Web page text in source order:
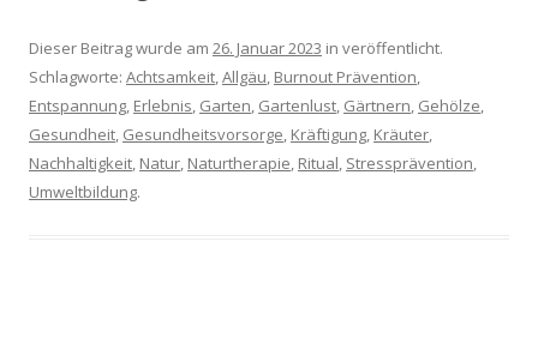
Dieser Beitrag wurde am 26. Januar 2023 in veröffentlicht.
Schlagworte: Achtsamkeit,Allgäu, Burnout Prävention,
Entspannung, Erlebnis, Garten, Gartenlust, Gärtnern, Gehölze,
Gesundheit, Gesundheitsvorsorge, Kräftigung, Kräuter,
Nachhaltigkeit, Natur, Naturtherapie, Ritual, Stressprävention,
Umweltbildung.